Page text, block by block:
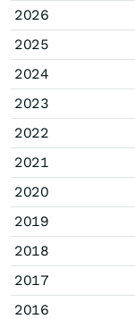
2026
2025
2024
2023
2022
2021
2020
2019
2018
2017
2016